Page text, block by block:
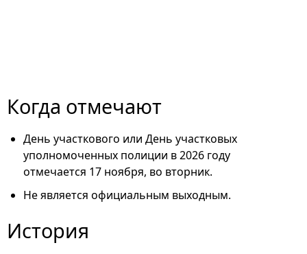
Когда отмечают
День участкового или День участковых
уполномоченных полиции в 2026 году
отмечается 17 ноября, во вторник.
Не является официальным выходным.
История